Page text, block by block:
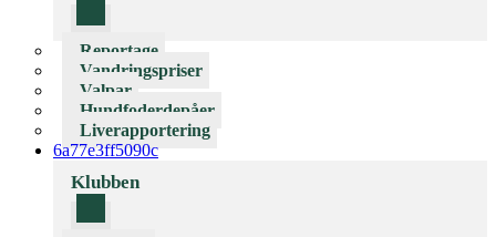
Reportage
Vandringspriser
Valpar
Hundfoderdepåer
Liverapportering
6a77e3ff5090c
Klubben